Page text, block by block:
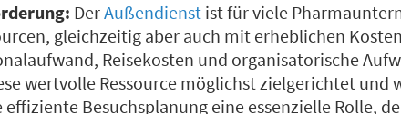
DerAußendienst ist für viele
gleichzeitig aber auch mit erheblichen
Reisekosten und organisatorische
wertvolle Ressource möglichst zielgerichtet und
effiziente Besuchsplanung eine essenzielle Rolle,